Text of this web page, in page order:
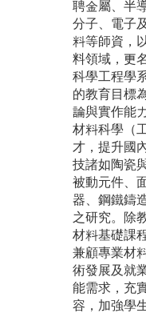
聘金屬、半
分子、電子
料等師資，
料領域，更
科學工程學
的教育目標
論與實作能
材料科學（
才，提升國
技諸如陶瓷
被動元件、
器、鋼鐵鑄
之研究。除
材料基礎課
兼顧專業材
術發展及就
能需求，充
容，加強學